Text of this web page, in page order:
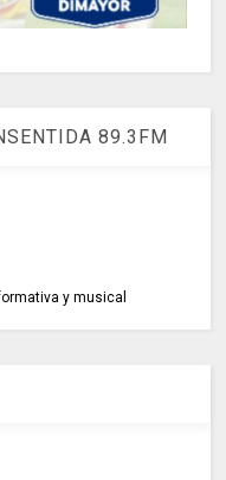
89.3FM
y musical